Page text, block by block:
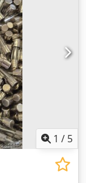
3 500 mm -
kiseldgrå:
- Rörliga
7035 Typ:
SM - 03 Skick:
(Ändringar och
Vid
1 / 5